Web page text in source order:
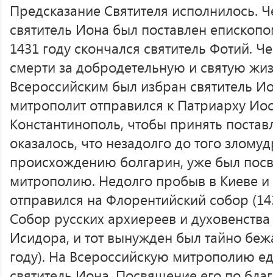
Предсказание Святителя исполнилось.
святитель Иона был поставлен
1431 году скончался святитель Фотий.
смерти за добродетельную и святую
Всероссийским был избран святитель
митрополит отправился к Патриарху
Константинополь, чтобы принять
оказалось, что незадолго до того
происхождению болгарин, уже был
митрополию. Недолго пробыв в Киеве
отправился на Флорентийский собор
Собор русских архиереев и
Исидора, и тот вынужден был тайно
году). На Всероссийскую митрополию